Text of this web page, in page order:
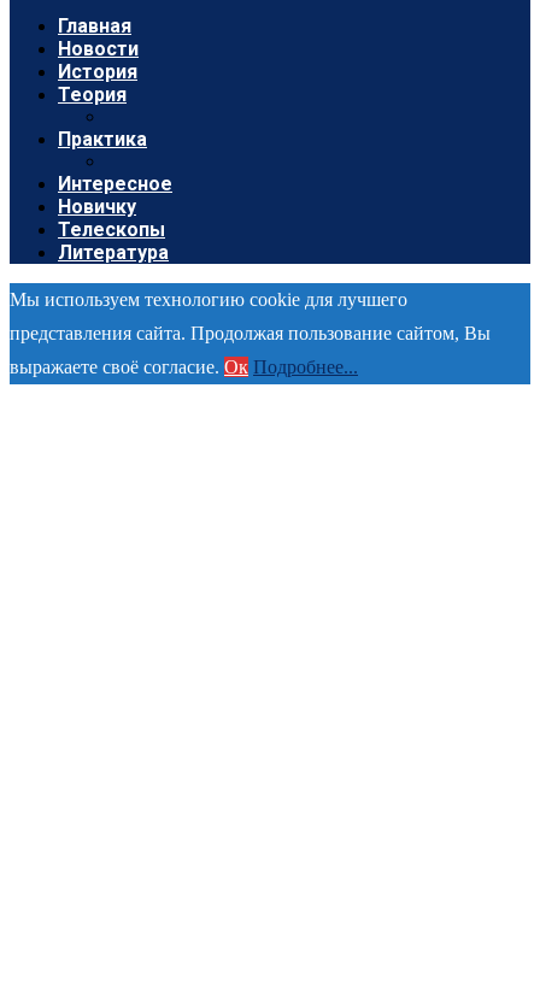
Главная
Новости
История
Теория
Практика
Интересное
Новичку
Телескопы
Литература
Мы используем технологию cookie для лучшего
представления сайта. Продолжая пользование сайтом, Вы
выражаете своё согласие. Ок Подробнее...